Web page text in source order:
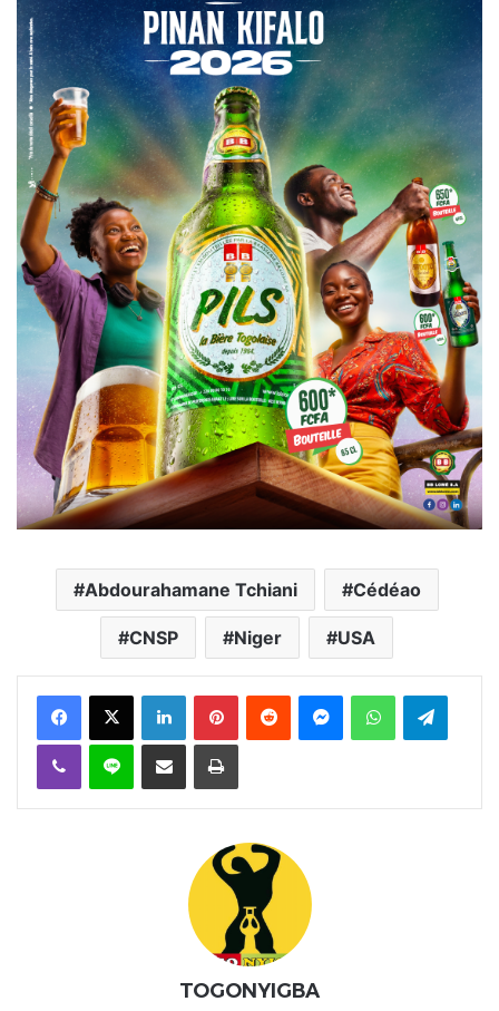
Abdourahamane Tchiani Cédéao
CNSP Niger USA
FacebookX Linkedin PinterestReddit MessengerWhatsAppTelegram
Viber Ligne Partager par email Imprimer
TOGONYIGBA